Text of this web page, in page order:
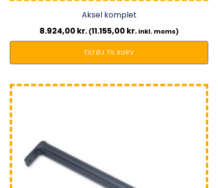
Aksel komplet
8.924,00 kr. (11.155,00 kr. inkl. moms)
TILFØJ TIL KURV